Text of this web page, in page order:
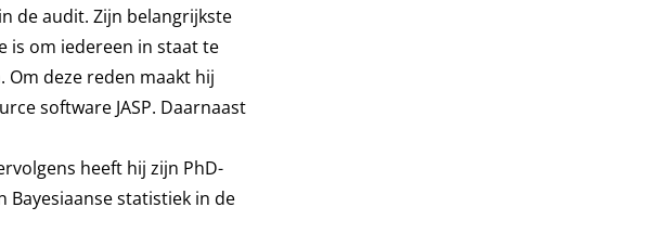
de audit. Zijn belangrijkste
is om iedereen in staat te
Om deze reden maakt hij
software JASP. Daarnaast
heeft hij zijn PhD-
statistiek in de